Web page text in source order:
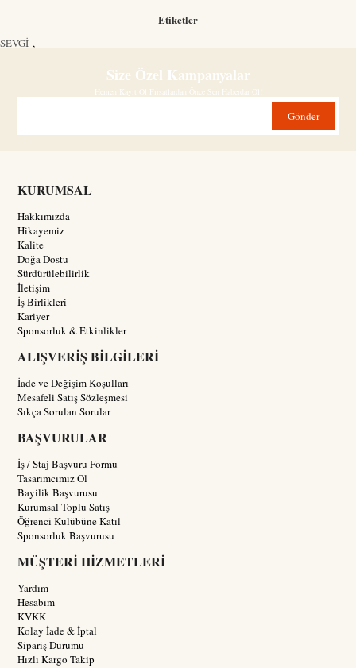
Etiketler
SEVGİ ,
Size Özel Kampanyalar
Hemen Kayıt Ol Fırsatlardan Önce Sen Haberdar Ol!
Gönder
KURUMSAL
Hakkımızda
Hikayemiz
Kalite
Doğa Dostu
Sürdürülebilirlik
İletişim
İş Birlikleri
Kariyer
Sponsorluk & Etkinlikler
ALIŞVERİŞ BİLGİLERİ
İade ve Değişim Koşulları
Mesafeli Satış Sözleşmesi
Sıkça Sorulan Sorular
BAŞVURULAR
İş / Staj Başvuru Formu
Tasarımcımız Ol
Bayilik Başvurusu
Kurumsal Toplu Satış
Öğrenci Kulübüne Katıl
Sponsorluk Başvurusu
MÜŞTERİ HİZMETLERİ
Yardım
Hesabım
KVKK
Kolay İade & İptal
Sipariş Durumu
Hızlı Kargo Takip